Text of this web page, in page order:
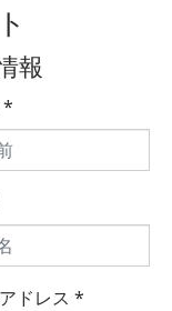
報
*
ドレス *